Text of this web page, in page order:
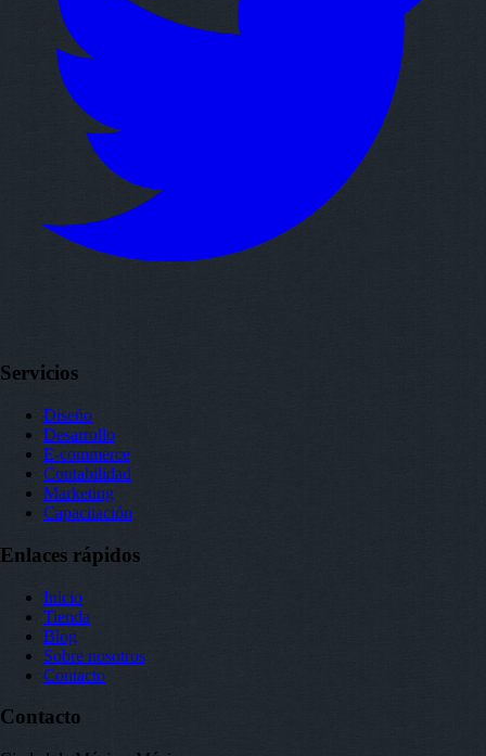
Servicios
Diseño
Desarrollo
E-commerce
Contabilidad
Marketing
Capacitación
Enlaces rápidos
Inicio
Tienda
Blog
Sobre nosotros
Contacto
Contacto